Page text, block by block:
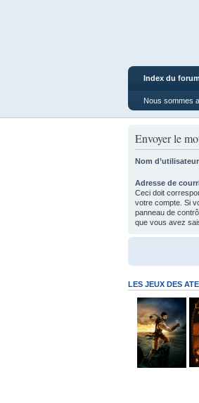
Index du forum
Nous sommes
Envoyer le
Nom
Adresse de
Ceci doit
votre compte. Si
panneau de
que vous avez
LES JEUX DES